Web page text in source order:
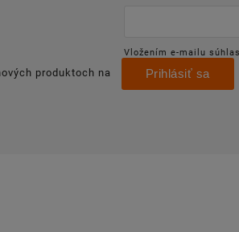
produktoch na
Vložením e-mailu
Prihlásiť sa